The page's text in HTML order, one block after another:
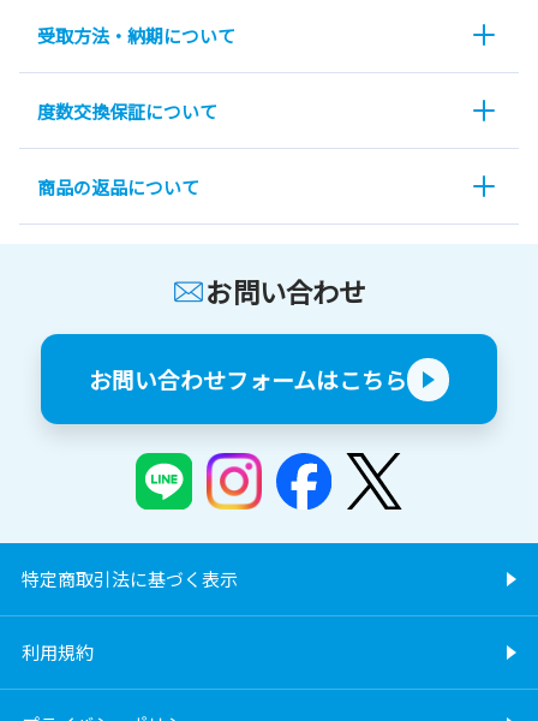
受取方法・納期について
度数交換保証について
商品の返品について
お問い合わせ
お問い合わせフォームはこちら
特定商取引法に基づく表示
利用規約